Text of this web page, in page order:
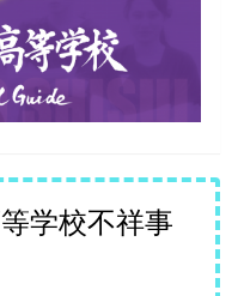
学校不祥事